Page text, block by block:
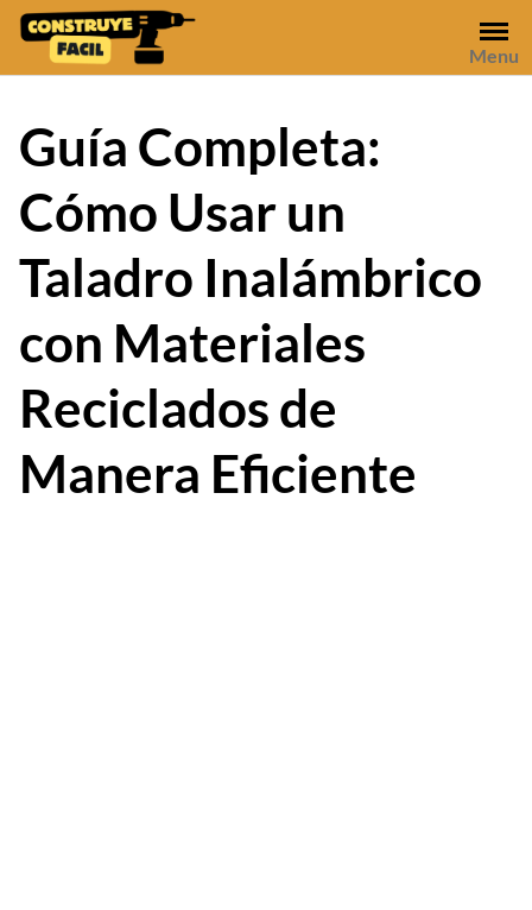
Skip
content
Menu
Guía Completa:
Cómo Usar un
Taladro Inalámbrico
con Materiales
Reciclados de
Manera Eficiente